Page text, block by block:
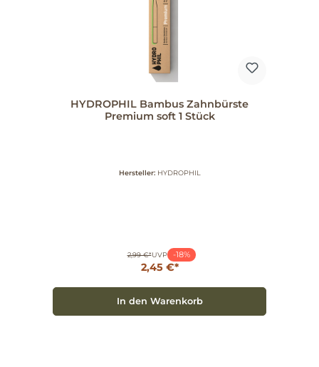
HYDROPHIL Bambus Zahnbürste
Premium soft 1 Stück
Hersteller: HYDROPHIL
2,99 €*UVP -18%
2,45 €*
In den Warenkorb